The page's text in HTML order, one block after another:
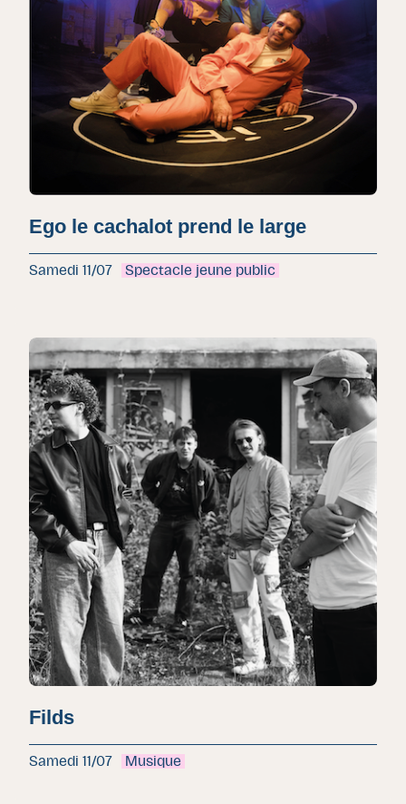
Ego le cachalot prend le large
Samedi 11/07 Spectacle jeune public
Filds
Samedi 11/07 Musique